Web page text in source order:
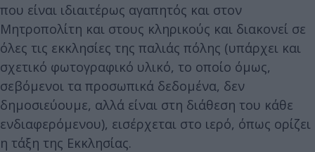
που είναι ιδιαιτέρως αγαπητός και στον
Μητροπολίτη και στους κληρικούς και διακονεί σε
όλες τις εκκλησίες της παλιάς πόλης (υπάρχει και
σχετικό φωτογραφικό υλικό, το οποίο όμως,
σεβόμενοι τα προσωπικά δεδομένα, δεν
δημοσιεύουμε, αλλά είναι στη διάθεση του κάθε
ενδιαφερόμενου), εισέρχεται στο ιερό, όπως ορίζει
η τάξη της Εκκλησίας.